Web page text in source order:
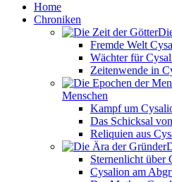
Home
Chroniken
Fremde Welt
Wächter für
Zeitenwende in
Menschen
Kampf um
Das Schicksal
Reliquien aus
Sternenlicht über
Cysalion am